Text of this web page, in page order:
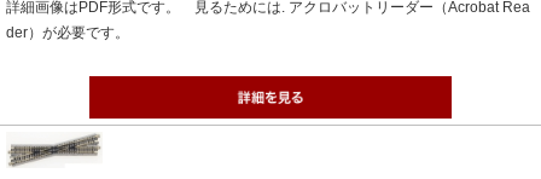
詳細画像はPDF形式です。 見るためには. アクロバットリーダー（Acrobat Rea
der）が必要です。